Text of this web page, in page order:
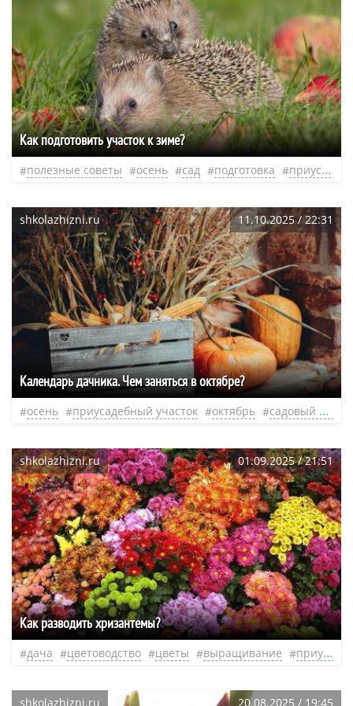
Как подготовить участок к зиме?
полезные советы осень сад подготовка приусадебный участок
shkolazhizni.ru 11.10.2025 / 22:31
Календарь дачника. Чем заняться в октябре?
осень приусадебный участок октябрь садовый участок
shkolazhizni.ru 01.09.2025 / 21:51
Как разводить хризантемы?
дача цветоводство цветы выращивание приусадебный участок
shkolazhizni.ru 20.08.2025 / 19:45